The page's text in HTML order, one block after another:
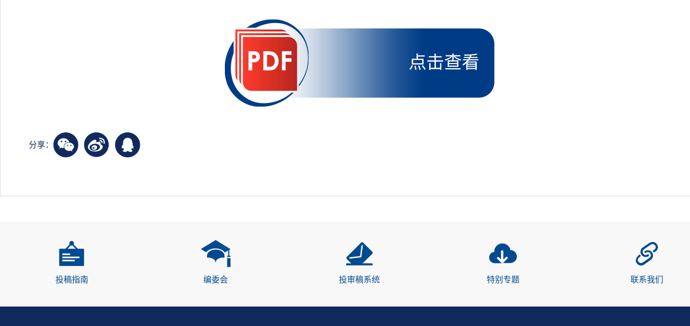
分享：
投稿指南 编委会 投审稿系统 特别专题 联系我们